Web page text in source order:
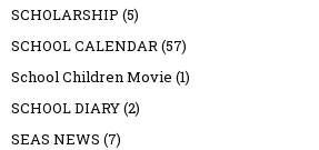
SCHOLARSHIP (5)
SCHOOL CALENDAR(57)
School Children Movie (1)
SCHOOL DIARY(2)
SEAS NEWS (7)